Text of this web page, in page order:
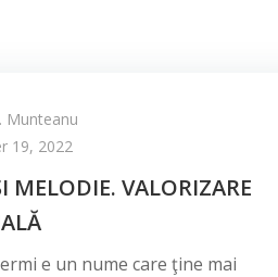
Munteanu
19, 2022
MELODIE. VALORIZARE
e un nume care ţine mai